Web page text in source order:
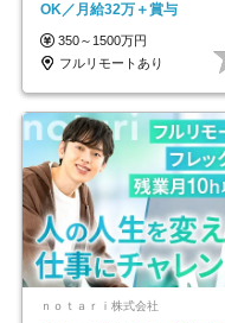
OK／月給32万＋賞与
350～1500万円
フルリモートあり
ｎｏｔａｒｉ株式会社